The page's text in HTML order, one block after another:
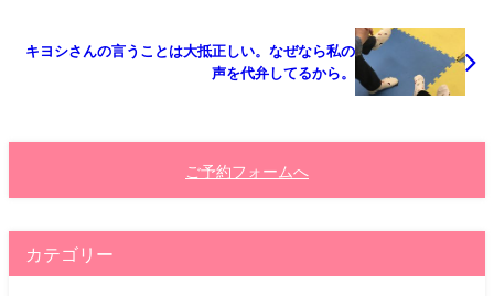
キヨシさんの言うことは大抵正しい。なぜなら私の
声を代弁してるから。
ご予約フォームへ
カテゴリー